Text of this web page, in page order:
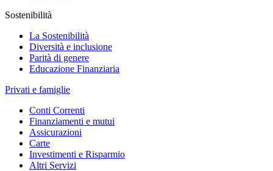
Sostenibilità
La Sostenibilità
Diversità e inclusione
Parità di genere
Educazione Finanziaria
Privati e famiglie
Conti Correnti
Finanziamenti e mutui
Assicurazioni
Carte
Investimenti e Risparmio
Altri Servizi